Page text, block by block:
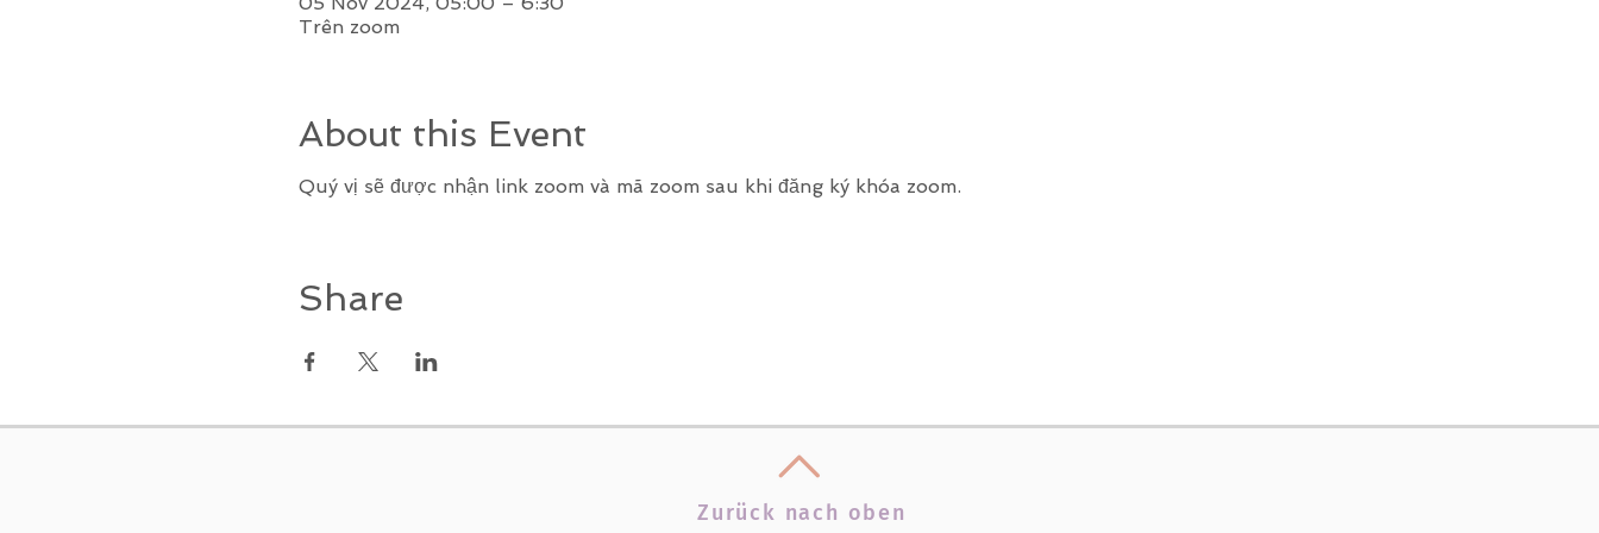
Trên zoom
About this Event
Quý vị sẽ được nhận link zoom và mã zoom sau khi đăng ký khóa zoom.
Share
Zurück nach oben